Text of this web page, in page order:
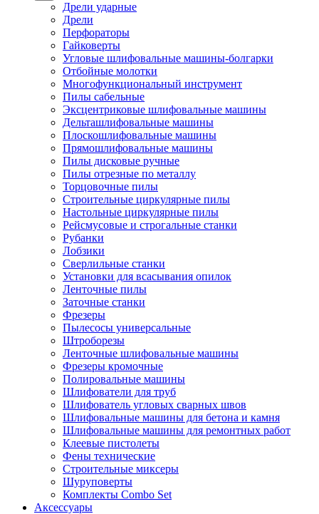
Дрели ударные
Дрели
Перфораторы
Гайковерты
Угловые шлифовальные машины-болгарки
Отбойные молотки
Многофункциональный инструмент
Пилы сабельные
Эксцентриковые шлифовальные машины
Дельташлифовальные машины
Плоскошлифовальные машины
Прямошлифовальные машины
Пилы дисковые ручные
Пилы отрезные по металлу
Торцовочные пилы
Строительные циркулярные пилы
Настольные циркулярные пилы
Рейсмусовые и строгальные станки
Рубанки
Лобзики
Сверлильные станки
Установки для всасывания опилок
Ленточные пилы
Заточные станки
Фрезеры
Пылесосы универсальные
Штроборезы
Ленточные шлифовальные машины
Фрезеры кромочные
Полировальные машины
Шлифователи для труб
Шлифователь угловых сварных швов
Шлифовальные машины для бетона и камня
Шлифовальные машины для ремонтных работ
Клеевые пистолеты
Фены технические
Строительные миксеры
Шуруповерты
Комплекты Combo Set
Аксессуары